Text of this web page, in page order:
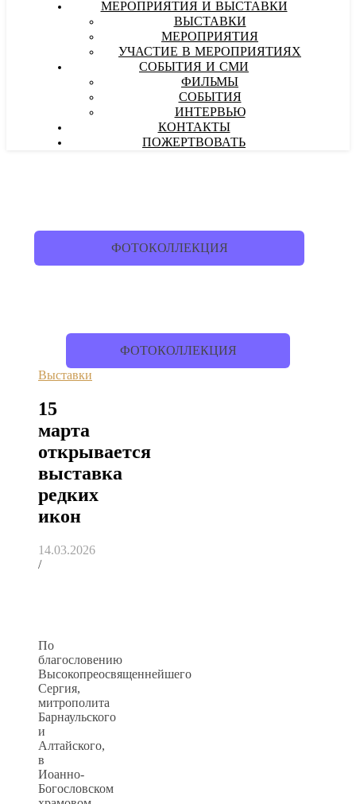
МЕРОПРИЯТИЯ И ВЫСТАВКИ
ВЫСТАВКИ
МЕРОПРИЯТИЯ
УЧАСТИЕ В МЕРОПРИЯТИЯХ
СОБЫТИЯ И СМИ
ФИЛЬМЫ
СОБЫТИЯ
ИНТЕРВЬЮ
КОНТАКТЫ
ПОЖЕРТВОВАТЬ
ФОТОКОЛЛЕКЦИЯ
ФОТОКОЛЛЕКЦИЯ
Выставки
15
марта
открывается
выставка
редких
икон
14.03.2026
/
По
благословению
Высокопреосвященнейшего
Сергия,
митрополита
Барнаульского
и
Алтайского,
в
Иоанно-
Богословском